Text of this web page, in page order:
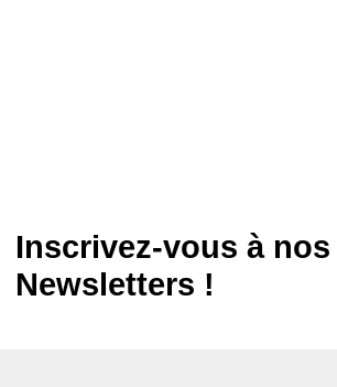
Inscrivez-vous à nos
Newsletters !